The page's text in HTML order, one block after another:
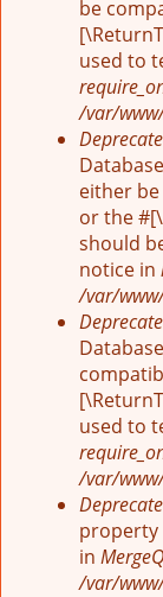
be
used to
/var/
either
or the
should
notice in
/var/
used to
/var/
property
in
/var/